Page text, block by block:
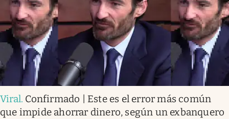
Viral. Confirmado | Este es el error más común
que impide ahorrar dinero, según un exbanquero